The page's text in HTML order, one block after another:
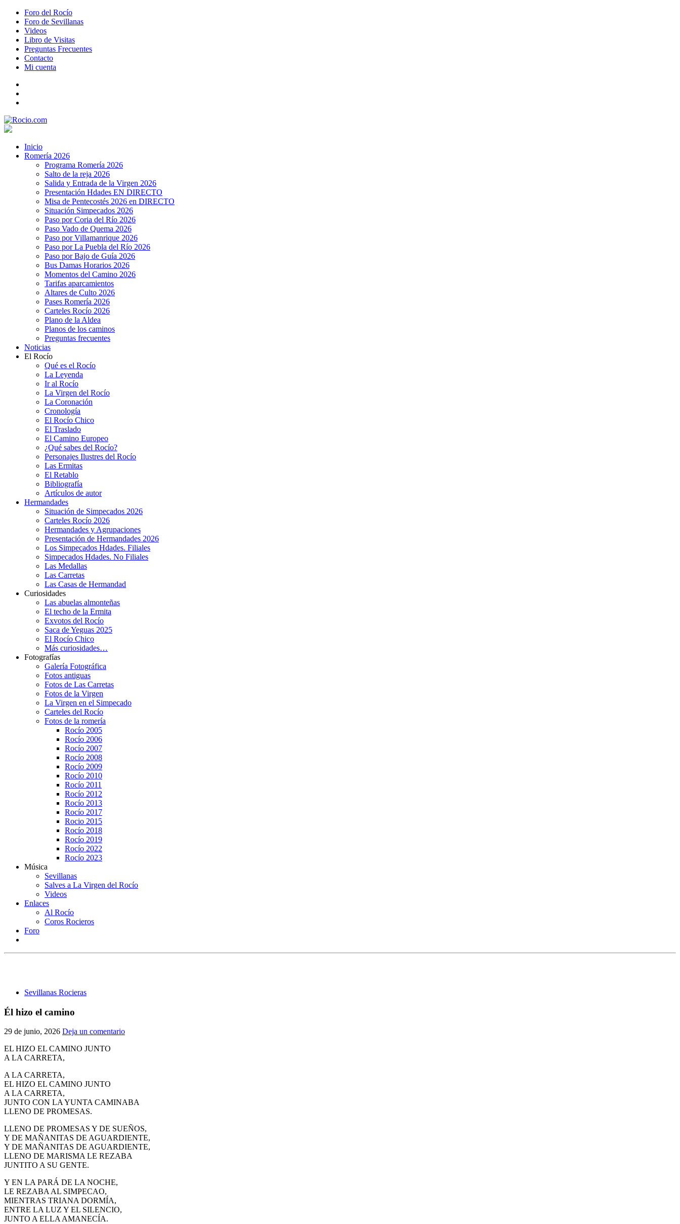
Foro del Rocío
Foro de Sevillanas
Videos
Libro de Visitas
Preguntas Frecuentes
Contacto
Mi cuenta
Inicio
Romería 2026
Programa Romería 2026
Salto de la reja 2026
Salida y Entrada de la Virgen 2026
Presentación Hdades EN DIRECTO
Misa de Pentecostés 2026 en DIRECTO
Situación Simpecados 2026
Paso por Coria del Río 2026
Paso Vado de Quema 2026
Paso por Villamanrique 2026
Paso por La Puebla del Río 2026
Paso por Bajo de Guía 2026
Bus Damas Horarios 2026
Momentos del Camino 2026
Tarifas aparcamientos
Altares de Culto 2026
Pases Romería 2026
Carteles Rocío 2026
Plano de la Aldea
Planos de los caminos
Preguntas frecuentes
Noticias
El Rocío
Qué es el Rocío
La Leyenda
Ir al Rocío
La Virgen del Rocío
La Coronación
Cronología
El Rocío Chico
El Traslado
El Camino Europeo
¿Qué sabes del Rocío?
Personajes Ilustres del Rocío
Las Ermitas
El Retablo
Bibliografía
Artículos de autor
Hermandades
Situación de Simpecados 2026
Carteles Rocío 2026
Hermandades y Agrupaciones
Presentación de Hermandades 2026
Los Simpecados Hdades. Filiales
Simpecados Hdades. No Filiales
Las Medallas
Las Carretas
Las Casas de Hermandad
Curiosidades
Las abuelas almonteñas
El techo de la Ermita
Exvotos del Rocío
Saca de Yeguas 2025
El Rocío Chico
Más curiosidades…
Fotografías
Galería Fotográfica
Fotos antiguas
Fotos de Las Carretas
Fotos de la Virgen
La Virgen en el Simpecado
Carteles del Rocío
Fotos de la romería
Rocío 2005
Rocío 2006
Rocío 2007
Rocío 2008
Rocío 2009
Rocío 2010
Rocío 2011
Rocío 2012
Rocío 2013
Rocío 2017
Rocio 2015
Rocío 2018
Rocío 2019
Rocío 2022
Rocío 2023
Música
Sevillanas
Salves a La Virgen del Rocío
Videos
Enlaces
Al Rocío
Coros Rocieros
Foro
Sevillanas Rocieras
Él hizo el camino
29 de junio, 2026 Deja un comentario
EL HIZO EL CAMINO JUNTO
A LA CARRETA,
A LA CARRETA,
EL HIZO EL CAMINO JUNTO
A LA CARRETA,
JUNTO CON LA YUNTA CAMINABA
LLENO DE PROMESAS.
LLENO DE PROMESAS Y DE SUEÑOS,
Y DE MAÑANITAS DE AGUARDIENTE,
Y DE MAÑANITAS DE AGUARDIENTE,
LLENO DE MARISMA LE REZABA
JUNTITO A SU GENTE.
Y EN LA PARÁ DE LA NOCHE,
LE REZABA AL SIMPECAO,
MIENTRAS TRIANA DORMÍA,
ENTRE LA LUZ Y EL SILENCIO,
JUNTO A ELLA AMANECÍA.